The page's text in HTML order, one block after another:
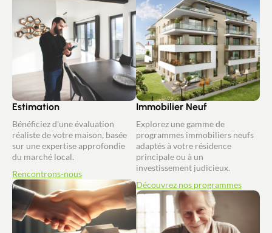
Estimation
Bénéficiez d'une évaluation
réaliste de votre maison, basée
sur une expertise approfondie
du marché local.
Rencontrons-nous
Immobilier Neuf
Explorez une gamme de
programmes immobiliers neufs
adaptés à votre résidence
principale ou à un
investissement judicieux.
Découvrez nos programmes